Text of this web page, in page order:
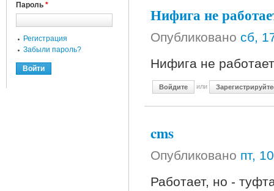
Нифига не
Опубликовано сб,
Нифига не
Войдите или
cms
Опубликовано пт,
Работает, но -
Пароль *
Регистрация
Забыли пароль?